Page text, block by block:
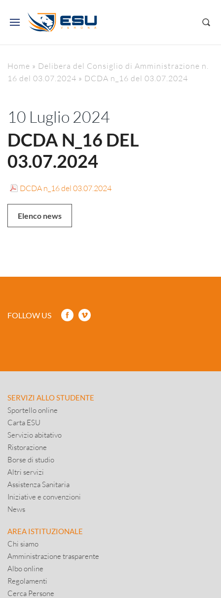
Home » Delibera del Consiglio di Amministrazione n.
16 del 03.07.2024 » DCDA n_16 del 03.07.2024
10 Luglio 2024
DCDA N_16 DEL
03.07.2024
DCDA n_16 del 03.07.2024
Elenco news
FOLLOW US
SERVIZI ALLO STUDENTE
Sportello online
Carta ESU
Servizio abitativo
Ristorazione
Borse di studio
Altri servizi
Assistenza Sanitaria
Iniziative e convenzioni
News
AREA ISTITUZIONALE
Chi siamo
Amministrazione trasparente
Albo online
Regolamenti
Cerca Persone